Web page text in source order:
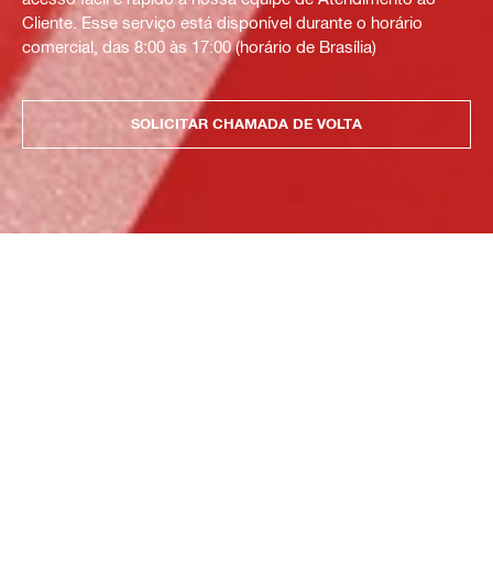
Cliente. Esse serviço está disponível durante o horário
comercial, das 8:00 às 17:00 (horário de Brasília)
SOLICITAR CHAMADA DE VOLTA